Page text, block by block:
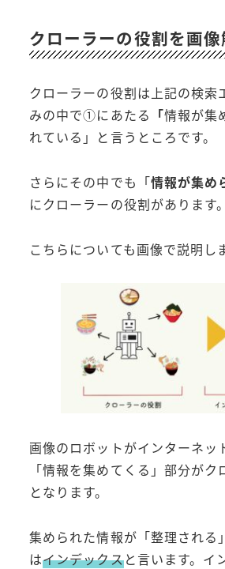
クローラーの役割を画
クローラーの役割は上記の検索
みの中で①にあたる 「情報が集
れている」と言うところです。
さらにその中でも「情報が集め
にクローラーの役割があります。
こちらについても画像で説明し
画像のロボットがインターネッ
「情報を集めてくる」部分が
となります。
集められた情報が「整理される
はインデックスと言います。イ